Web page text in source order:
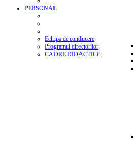
PERSONAL
Echipa de conducere
Programul directorilor
CADRE DIDACTICE